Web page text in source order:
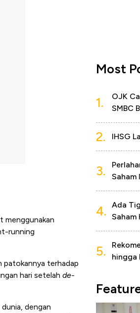
menggunakan
running
patokannya terhadap
hari setelah de-
dengan
Most
1.
OJK
SMBC
2. IHSG
3.
Saham
4.
Ada
Saham
5.
hingga